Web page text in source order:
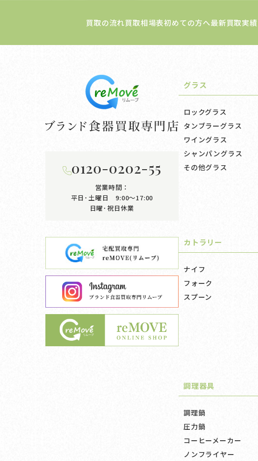
買取の流れ買取相場表初めての方へ最新買取実績
グラス
ロックグラス
タンブラーグラス
ワイングラス
シャンパングラス
その他グラス
カトラリー
ナイフ
フォーク
スプーン
調理器具
調理鍋
圧力鍋
コーヒーメーカー
ノンフライヤー
0120-0202-55
営業時間：
平日･土曜日 9:00〜17:00
日曜･祝日休業